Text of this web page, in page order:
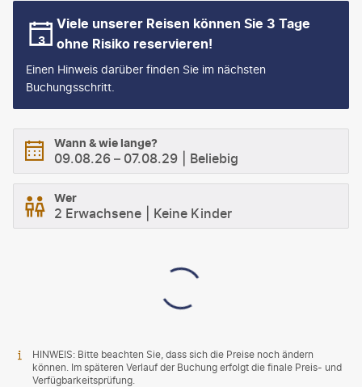
Viele unserer Reisen können Sie 3 Tage
ohne Risiko reservieren!
Einen Hinweis darüber finden Sie im nächsten
Buchungsschritt.
Wann & wie lange?
09.08.26 – 07.08.29 Beliebig
Wer
2 Erwachsene Keine Kinder
HINWEIS: Bitte beachten Sie, dass sich die Preise noch ändern
können. Im späteren Verlauf der Buchung erfolgt die finale Preis- und
Verfügbarkeitsprüfung.